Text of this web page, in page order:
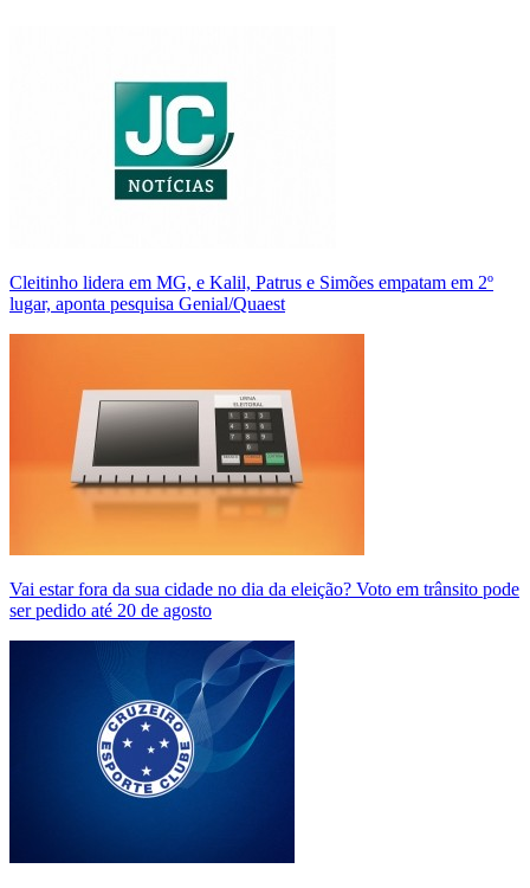
Cleitinho lidera em MG, e Kalil, Patrus e Simões empatam em 2º
lugar, aponta pesquisa Genial/Quaest
Vai estar fora da sua cidade no dia da eleição? Voto em trânsito pode
ser pedido até 20 de agosto